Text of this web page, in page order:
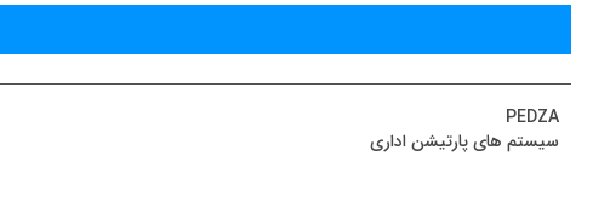
PEDZA
سیستم های پارتیشن اداری